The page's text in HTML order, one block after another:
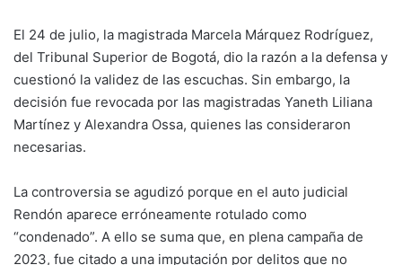
El 24 de julio, la magistrada Marcela Márquez Rodríguez,
del Tribunal Superior de Bogotá, dio la razón a la defensa y
cuestionó la validez de las escuchas. Sin embargo, la
decisión fue revocada por las magistradas Yaneth Liliana
Martínez y Alexandra Ossa, quienes las consideraron
necesarias.
La controversia se agudizó porque en el auto judicial
Rendón aparece erróneamente rotulado como
“condenado”. A ello se suma que, en plena campaña de
2023, fue citado a una imputación por delitos que no